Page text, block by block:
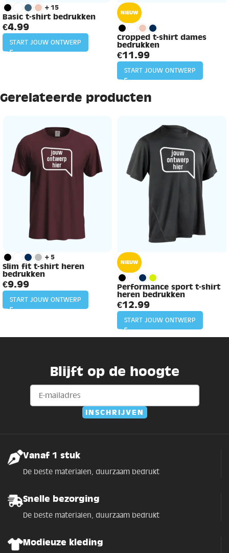
+15
Basic t-shirt bedrukken
€4.99
START JOUW ONTWERP
NIEUW
Cropped t-shirt dames
bedrukken
€11.99
START JOUW ONTWERP
Gerelateerde producten
+5
Slim fit t-shirt heren
bedrukken
€9.99
START JOUW ONTWERP
NIEUW
Performance sport t-shirt
heren bedrukken
€12.99
START JOUW ONTWERP
Blijft op de hoogte
Vanaf 1 stuk
De beste materialen, duurzaam bedrukt
Snelle bezorging
De beste materialen, duurzaam bedrukt
Modieuze kleding